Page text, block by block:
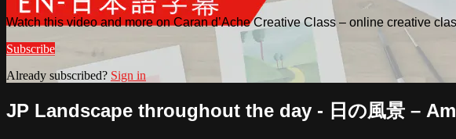
Watch this video and more on Caran d’Ache Creative Class – online creative
Subscribe
Already subscribed? Sign in
JP Landscape throughout the day - 日の風景 –